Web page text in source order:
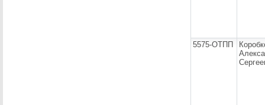
5575-ОТПП